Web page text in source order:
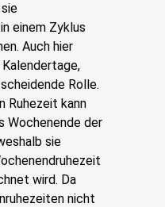
einem Zyklus
Auch hier
Rolle.
Ruhezeit kann
Wochenende der
sie
wird. Da
nicht